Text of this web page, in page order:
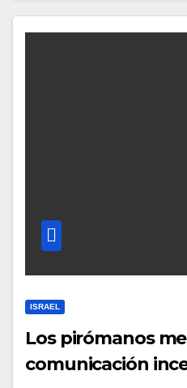
ISRAEL
Los pirómanos
comunicación